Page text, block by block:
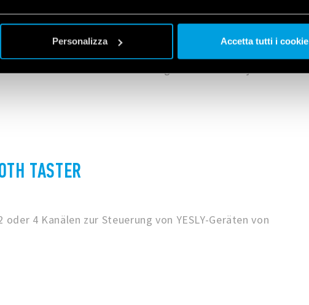
Personalizza Accetta tutti i cookie
FUNKTASTER
TASTER
4 Kanälen zur Steuerung von YESLY-Geräten von